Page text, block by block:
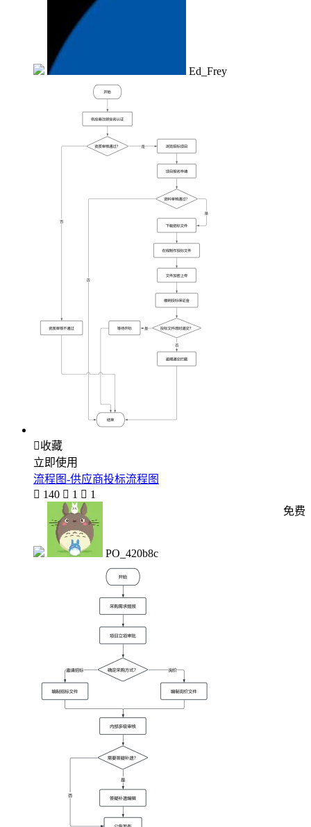
Ed_Frey
收藏
立即使用
流程图-供应商投标流程图
 140  1  1
PO_420b8c
免费